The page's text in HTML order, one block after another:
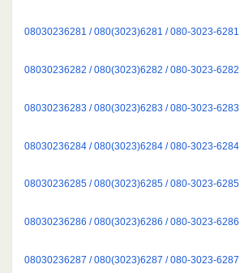
08030236281 / 080(3023)6281 / 080-3023-6281
08030236282 / 080(3023)6282 / 080-3023-6282
08030236283 / 080(3023)6283 / 080-3023-6283
08030236284 / 080(3023)6284 / 080-3023-6284
08030236285 / 080(3023)6285 / 080-3023-6285
08030236286 / 080(3023)6286 / 080-3023-6286
08030236287 / 080(3023)6287 / 080-3023-6287